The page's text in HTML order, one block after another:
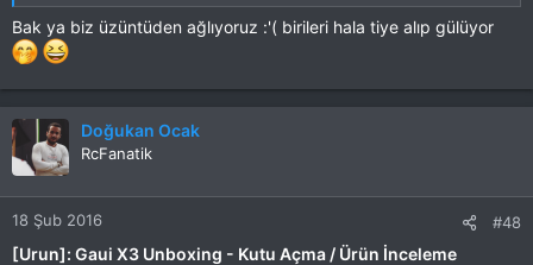
Bak ya biz üzüntüden ağlıyoruz :'( birileri hala tiye alıp gülüyor
Doğukan Ocak
RcFanatik
18 Şub 2016 #48
[Urun]: Gaui X3 Unboxing - Kutu Açma / Ürün İnceleme